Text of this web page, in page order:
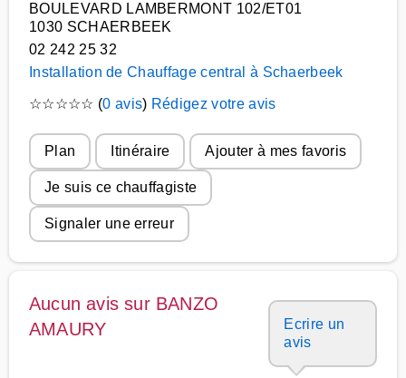
BOULEVARD LAMBERMONT 102/ET01
1030 SCHAERBEEK
02 242 25 32
Installation de Chauffage central à Schaerbeek
☆☆☆☆☆ (0 avis) Rédigez votre avis
Plan Itinéraire Ajouter à mes favoris
Je suis ce chauffagiste
Signaler une erreur
Aucun avis sur BANZO
AMAURY
Ecrire un
avis